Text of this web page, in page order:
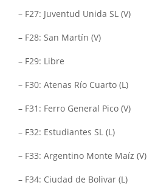
– F27: Juventud Unida SL (V)
– F28: San Martín (V)
– F29: Libre
– F30: Atenas Río Cuarto (L)
– F31: Ferro General Pico (V)
– F32: Estudiantes SL (L)
– F33: Argentino Monte Maíz (V)
– F34: Ciudad de Bolivar (L)